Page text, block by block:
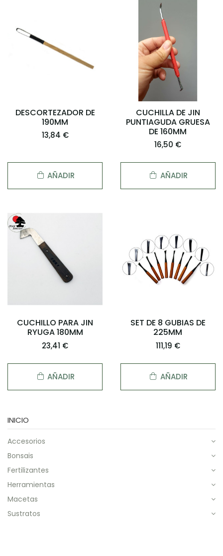
DESCORTEZADOR DE
190MM
13,84 €
AÑADIR
CUCHILLA DE JIN
PUNTIAGUDA GRUESA
DE 160MM
16,50 €
AÑADIR
CUCHILLO PARA JIN
RYUGA 180MM
23,41 €
AÑADIR
SET DE 8 GUBIAS DE
225MM
111,19 €
AÑADIR
INICIO
accesorios
bonsais
fertilizantes
herramientas
macetas
sustratos